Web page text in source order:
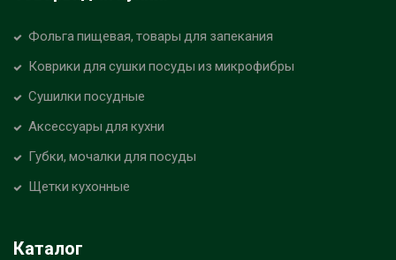
Фольга пищевая, товары для запекания
Коврики для сушки посуды из микрофибры
Сушилки посудные
Аксессуары для кухни
Губки, мочалки для посуды
Щетки кухонные
Каталог